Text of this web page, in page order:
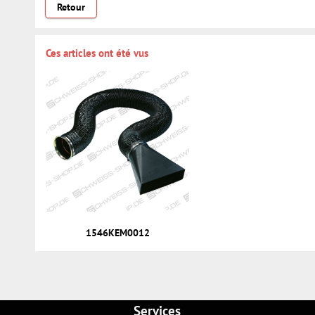
Retour
Ces articles ont été vus
1546KEM0012
Services